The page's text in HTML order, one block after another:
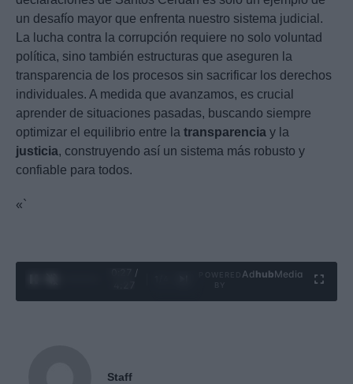
un desafío mayor que enfrenta nuestro sistema judicial.
La lucha contra la corrupción requiere no solo voluntad
política, sino también estructuras que aseguren la
transparencia de los procesos sin sacrificar los derechos
individuales. A medida que avanzamos, es crucial
aprender de situaciones pasadas, buscando siempre
optimizar el equilibrio entre la transparencia y la
justicia, construyendo así un sistema más robusto y
confiable para todos.
«`
0:29 /
Ad hubMedia
Staff